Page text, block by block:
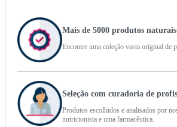
Mais de 5000 produtos
Encontre uma coleção vasta original de
Seleção com curadoria de
Produtos escolhidos e analisados por
nutricionista e uma farmacêutica.